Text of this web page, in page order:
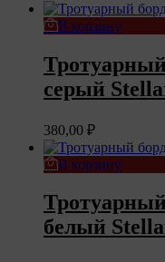
В корзину
серый
380,00 ₽
В корзину
белый